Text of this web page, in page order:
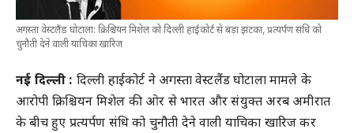
अगस्ता वेस्टलैंड घोटाला: क्रिश्चियन मिशेल को दिल्ली हाईकोर्ट से बड़ा झटका, प्रत्यर्पण संधि को
चुनौती देने वाली याचिका खारिज
नई दिल्ली : दिल्ली हाईकोर्ट ने अगस्ता वेस्टलैंड घोटाला मामले के
आरोपी क्रिश्चियन मिशेल की ओर से भारत और संयुक्त अरब अमीरात
के बीच हुए प्रत्यर्पण संधि को चुनौती देने वाली याचिका खारिज कर